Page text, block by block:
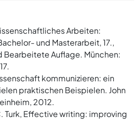
Arbeiten:
und Masterarbeit, 17.,
Bearbeitete Auflage. München:
kommunizieren: ein
praktischen Beispielen. John
2012.
Turk, Effective writing: improving